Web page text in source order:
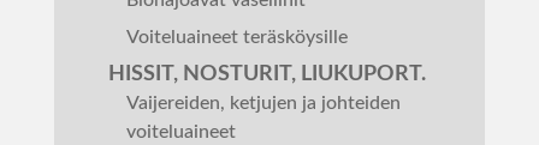
Voiteluaineet teräsköysille
HISSIT, NOSTURIT, LIUKUPORT.
Vaijereiden, ketjujen ja johteiden
voiteluaineet